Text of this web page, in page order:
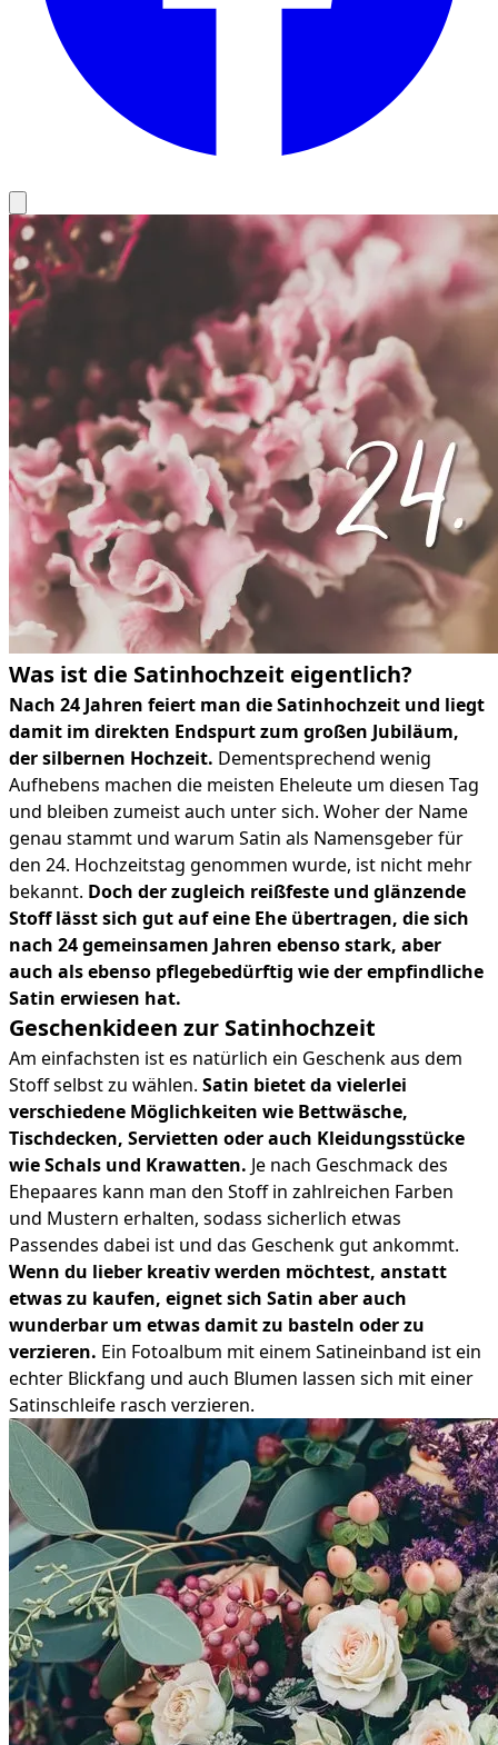
Was ist die Satinhochzeit eigentlich?
Nach 24 Jahren feiert man die Satinhochzeit und liegt
damit im direkten Endspurt zum großen Jubiläum,
der silbernen Hochzeit. Dementsprechend wenig
Aufhebens machen die meisten Eheleute um diesen Tag
und bleiben zumeist auch unter sich. Woher der Name
genau stammt und warum Satin als Namensgeber für
den 24. Hochzeitstag genommen wurde, ist nicht mehr
bekannt. Doch der zugleich reißfeste und glänzende
Stoff lässt sich gut auf eine Ehe übertragen, die sich
nach 24 gemeinsamen Jahren ebenso stark, aber
auch als ebenso pflegebedürftig wie der empfindliche
Satin erwiesen hat.
Geschenkideen zur Satinhochzeit
Am einfachsten ist es natürlich ein Geschenk aus dem
Stoff selbst zu wählen. Satin bietet da vielerlei
verschiedene Möglichkeiten wie Bettwäsche,
Tischdecken, Servietten oder auch Kleidungsstücke
wie Schals und Krawatten. Je nach Geschmack des
Ehepaares kann man den Stoff in zahlreichen Farben
und Mustern erhalten, sodass sicherlich etwas
Passendes dabei ist und das Geschenk gut ankommt.
Wenn du lieber kreativ werden möchtest, anstatt
etwas zu kaufen, eignet sich Satin aber auch
wunderbar um etwas damit zu basteln oder zu
verzieren. Ein Fotoalbum mit einem Satineinband ist ein
echter Blickfang und auch Blumen lassen sich mit einer
Satinschleife rasch verzieren.